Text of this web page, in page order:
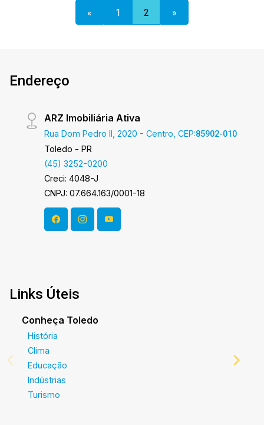
construída 140,97m² Área terreno 178,50m² Será
cobrado FCI - Fundo de Conservação do Imóvel -
de encontrar o seu novo lar É AGORA! Imobiliária
Ativa, sinta-se em casa!
« 1 2 »
Endereço
ARZ Imobiliária Ativa
Rua Dom Pedro II, 2020 - Centro, CEP:85902-010
Toledo - PR
(45) 3252-0200
Creci: 4048-J
CNPJ: 07.664.163/0001-18
Links Úteis
Conheça Toledo
História
Clima
Educação
Indústrias
Turismo